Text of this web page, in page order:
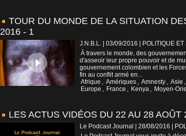
TOUR DU MONDE DE LA SITUATION
2016 - 1
J.N.B.L. | 03/09/2016
POLITIQUE
À travers le monde, des
d'asseoir leur propre pouvoir et de
gouvernement colombien et les
fin au conflit armé en...
Afrique , Amériques , Amnesty , Asie ,
Europe , France , Kenya , Moyen-
LES ACTUS VIDÉOS DU 22 AU 28 AOÛT
Le Podcast Journal | 28/08/2016